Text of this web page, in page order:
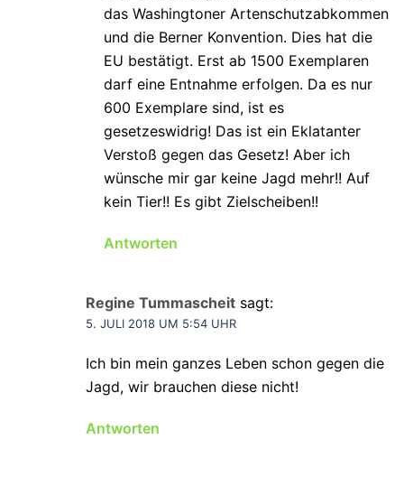
das Washingtoner Artenschutzabkommen
und die Berner Konvention. Dies hat die
EU bestätigt. Erst ab 1500 Exemplaren
darf eine Entnahme erfolgen. Da es nur
600 Exemplare sind, ist es
gesetzeswidrig! Das ist ein Eklatanter
Verstoß gegen das Gesetz! Aber ich
wünsche mir gar keine Jagd mehr!! Auf
kein Tier!! Es gibt Zielscheiben!!
Antworten
Regine Tummascheit sagt:
5. JULI 2018 UM 5:54 UHR
Ich bin mein ganzes Leben schon gegen die
Jagd, wir brauchen diese nicht!
Antworten